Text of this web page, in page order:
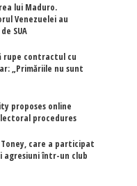
lui Maduro.
Venezuelei au
SUA
rupe contractul cu
„Primăriile nu sunt
proposes online
procedures
care a participat
agresiuni într-un club